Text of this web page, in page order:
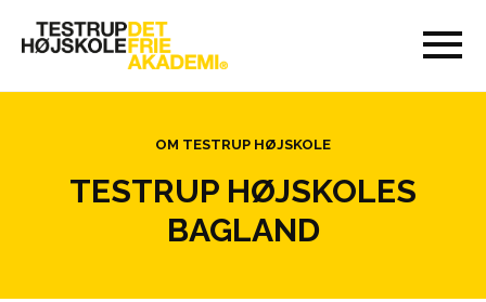
OM TESTRUP HØJSKOLE
TESTRUP HØJSKOLES
BAGLAND